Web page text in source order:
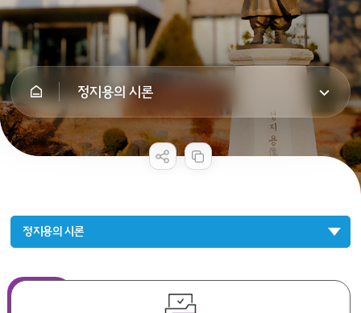
정지용의 시론
정지용의 시론
콘텐츠 만족도 조사